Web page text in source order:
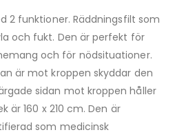
2 funktioner. Räddningsfilt som
och fukt. Den är perfekt för
och för nödsituationer.
är mot kroppen skyddar den
sidan mot kroppen håller
är 160 x 210 cm. Den är
som medicinsk